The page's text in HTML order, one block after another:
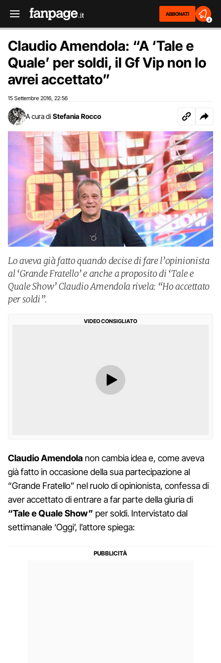
ABBONATI
2
Claudio Amendola: “A ‘Tale e
Quale’ per soldi, il Gf Vip non lo
avrei accettato”
15 Settembre 2016 22:56
A cura di Stefania Rocco
Lo aveva già fatto quando decise di fare l’opinionista
al ‘Grande Fratello’ e anche a proposito di ‘Tale e
Quale Show’ Claudio Amendola rivela: “Ho accettato
per soldi”.
VIDEO CONSIGLIATO
Claudio Amendola non cambia idea e, come aveva
già fatto in occasione della sua partecipazione al
“Grande Fratello” nel ruolo di opinionista, confessa di
aver accettato di entrare a far parte della giuria di
“Tale e Quale Show” per soldi. Intervistato dal
settimanale ‘Oggi’, l’attore spiega: